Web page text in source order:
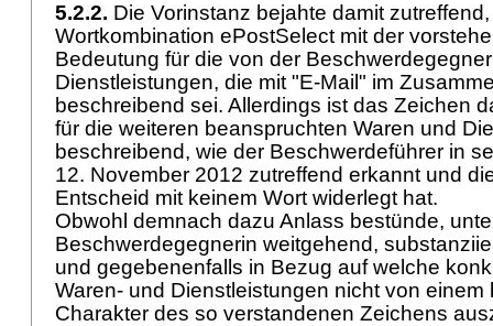
5.2.2. Die Vorinstanz bejahte damit
Wortkombination ePostSelect mit der
Bedeutung für die von der
Dienstleistungen, die mit "E-Mail" im
beschreibend sei. Allerdings ist das Zeichen
für die weiteren beanspruchten Waren und
beschreibend, wie der Beschwerdeführer in
12. November 2012 zutreffend erkannt und
Entscheid mit keinem Wort widerlegt hat.
Obwohl demnach dazu Anlass bestünde,
Beschwerdegegnerin weitgehend,
und gegebenenfalls in Bezug auf welche
Waren- und Dienstleistungen nicht von
Charakter des so verstandenen Zeichens